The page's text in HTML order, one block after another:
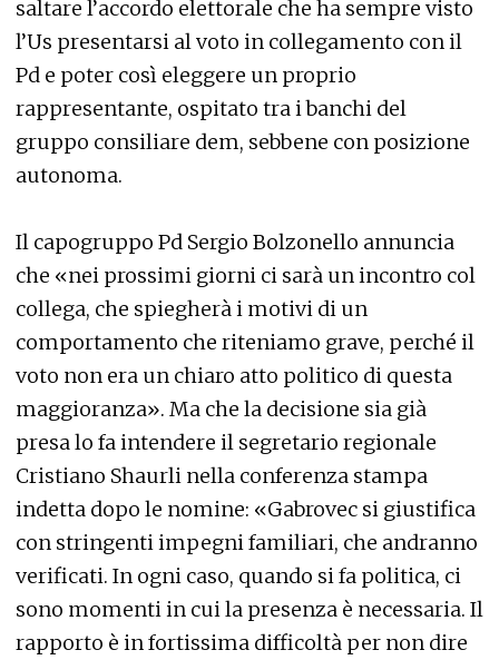
saltare l’accordo elettorale che ha sempre visto
l’Us presentarsi al voto in collegamento con il
Pd e poter così eleggere un proprio
rappresentante, ospitato tra i banchi del
gruppo consiliare dem, sebbene con posizione
autonoma.
Il capogruppo Pd Sergio Bolzonello annuncia
che «nei prossimi giorni ci sarà un incontro col
collega, che spiegherà i motivi di un
comportamento che riteniamo grave, perché il
voto non era un chiaro atto politico di questa
maggioranza». Ma che la decisione sia già
presa lo fa intendere il segretario regionale
Cristiano Shaurli nella conferenza stampa
indetta dopo le nomine: «Gabrovec si giustifica
con stringenti impegni familiari, che andranno
verificati. In ogni caso, quando si fa politica, ci
sono momenti in cui la presenza è necessaria. Il
rapporto è in fortissima difficoltà per non dire